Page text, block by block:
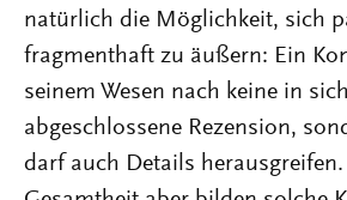
natürlich die Möglichkeit, sich
fragmenthaft zu äußern: Ein
seinem Wesen nach keine in sich
abgeschlossene Rezension,
darf auch Details